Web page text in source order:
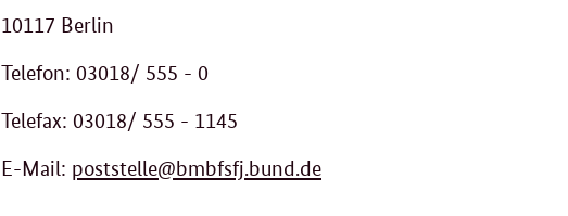
10117 Berlin
Telefon: 03018/ 555 - 0
Telefax: 03018/ 555 - 1145
E-Mail: poststelle@bmbfsfj.bund.de